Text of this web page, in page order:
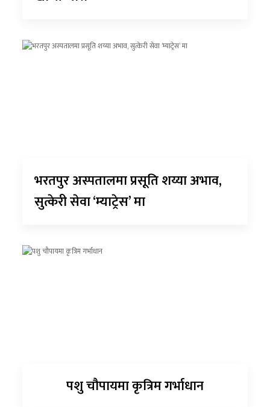
भरतपुर अस्पतालमा प्रसूति शय्या अभाव,
सुत्केरी सेवा ‘म्याट्रेस’ मा
पशु चौपायमा कृत्रिम गर्भाधान